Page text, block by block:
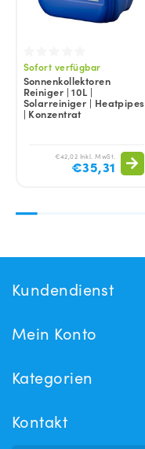
Sofort verfügbar
Sonnenkollektoren
Reiniger | 10L |
Solarreiniger | Heatpipes
| Konzentrat
€42,02 Inkl. MwSt.
€35,31
Kundendienst
Mein Konto
Kategorien
Kontakt